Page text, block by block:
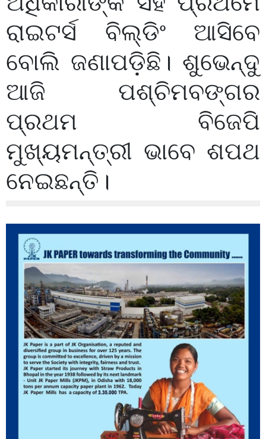
ରାଇଟର୍ସ ବିଲ୍ଡିଂ ଆସିବେ
ବୋଲି ଜଣାପଡ଼ିଛି। ଶୁଭେନ୍ଦୁ
ଆଜି ପଶ୍ଚିମବଙ୍ଗର
ପ୍ରଥମ ବିଜେପି
ମୁଖ୍ୟମନ୍ତ୍ରୀ ଭାବେ ଶପଥ
ନେଇଛନ୍ତି।